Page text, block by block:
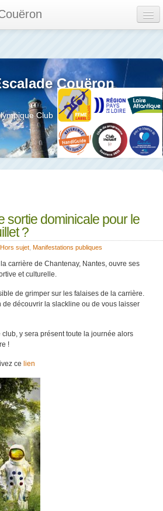
des compétitions
Couëron
Club
sortie dominicale pour le
?
Hors sujet Manifestations publiques
carrière de Chantenay, Nantes, ouvre ses
et culturelle.
de grimper sur les falaises de la carrière.
de découvrir la slackline ou de vous laisser
y sera présent toute la journée alors
!
ce lien